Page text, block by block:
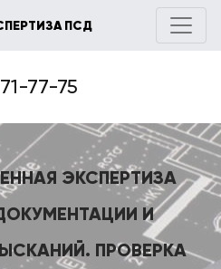
ПСД
77-75
ЭКСПЕРТИЗА
И
ПРОВЕРКА